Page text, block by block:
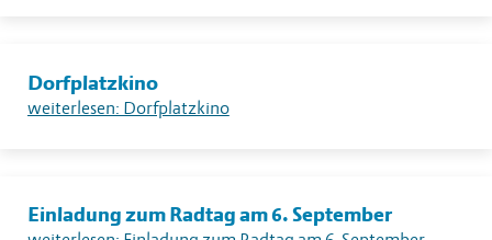
Dorfplatzkino
weiterlesen: Dorfplatzkino
Einladung zum Radtag am 6. September